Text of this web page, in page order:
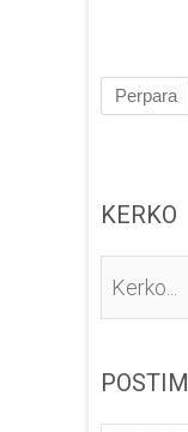
Perpara
KERKO